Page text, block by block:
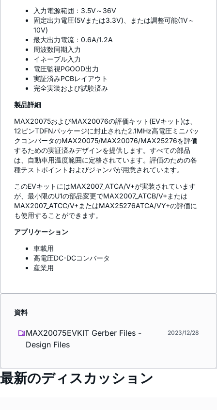
入力電源範囲：3.5V～36V
固定出力電圧(5Vまたは3.3V)、または調整可能(1V～
10V)
最大出力電流：0.6A/1.2A
周波数同期入力
イネーブル入力
電圧監視PGOOD出力
実証済みPCBレイアウト
完全実装および試験済み
製品詳細
MAX20075およびMAX20076の評価キット(EVキット)は、
12ピンTDFNパッケージに封止された2.1MHz高電圧ミニバッ
クコンバータのMAX20075/MAX20076/MAX25276を評価
するための実証済みデザインを提供します。すべての部品
は、自動車用温度範囲に定格されています。評価のための各
種テストポイントおよびジャンパが用意されています。
このEVキットにはMAX2007_ATCA/V+が実装されています
が、最小限のU1の部品変更でMAX2007_ATCB/V+または
MAX2007_ATCC/V+またはMAX25276ATCA/VY+の評価に
も使用することができます。
アプリケーション
車載用
高電圧DC-DCコンバータ
産業用
資料
MAX20075EVKIT Gerber Files -
Design Files
2023/12/28
最新のディスカッション